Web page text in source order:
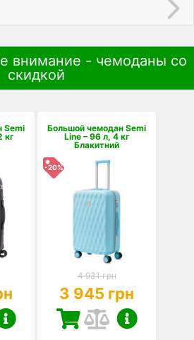
внимание - чемоданы со
скидкой
Semi
кг
Большой чемодан Semi
Line – 96 л, 4 кг
Блакитний
-20%
4 931 грн
3 945 грн